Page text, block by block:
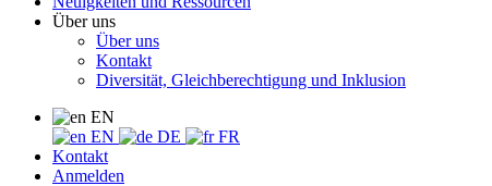
Über uns
Über uns
Kontakt
Diversität, Gleichberechtigung und Inklusion
EN
EN
DE
FR
Kontakt
Anmelden